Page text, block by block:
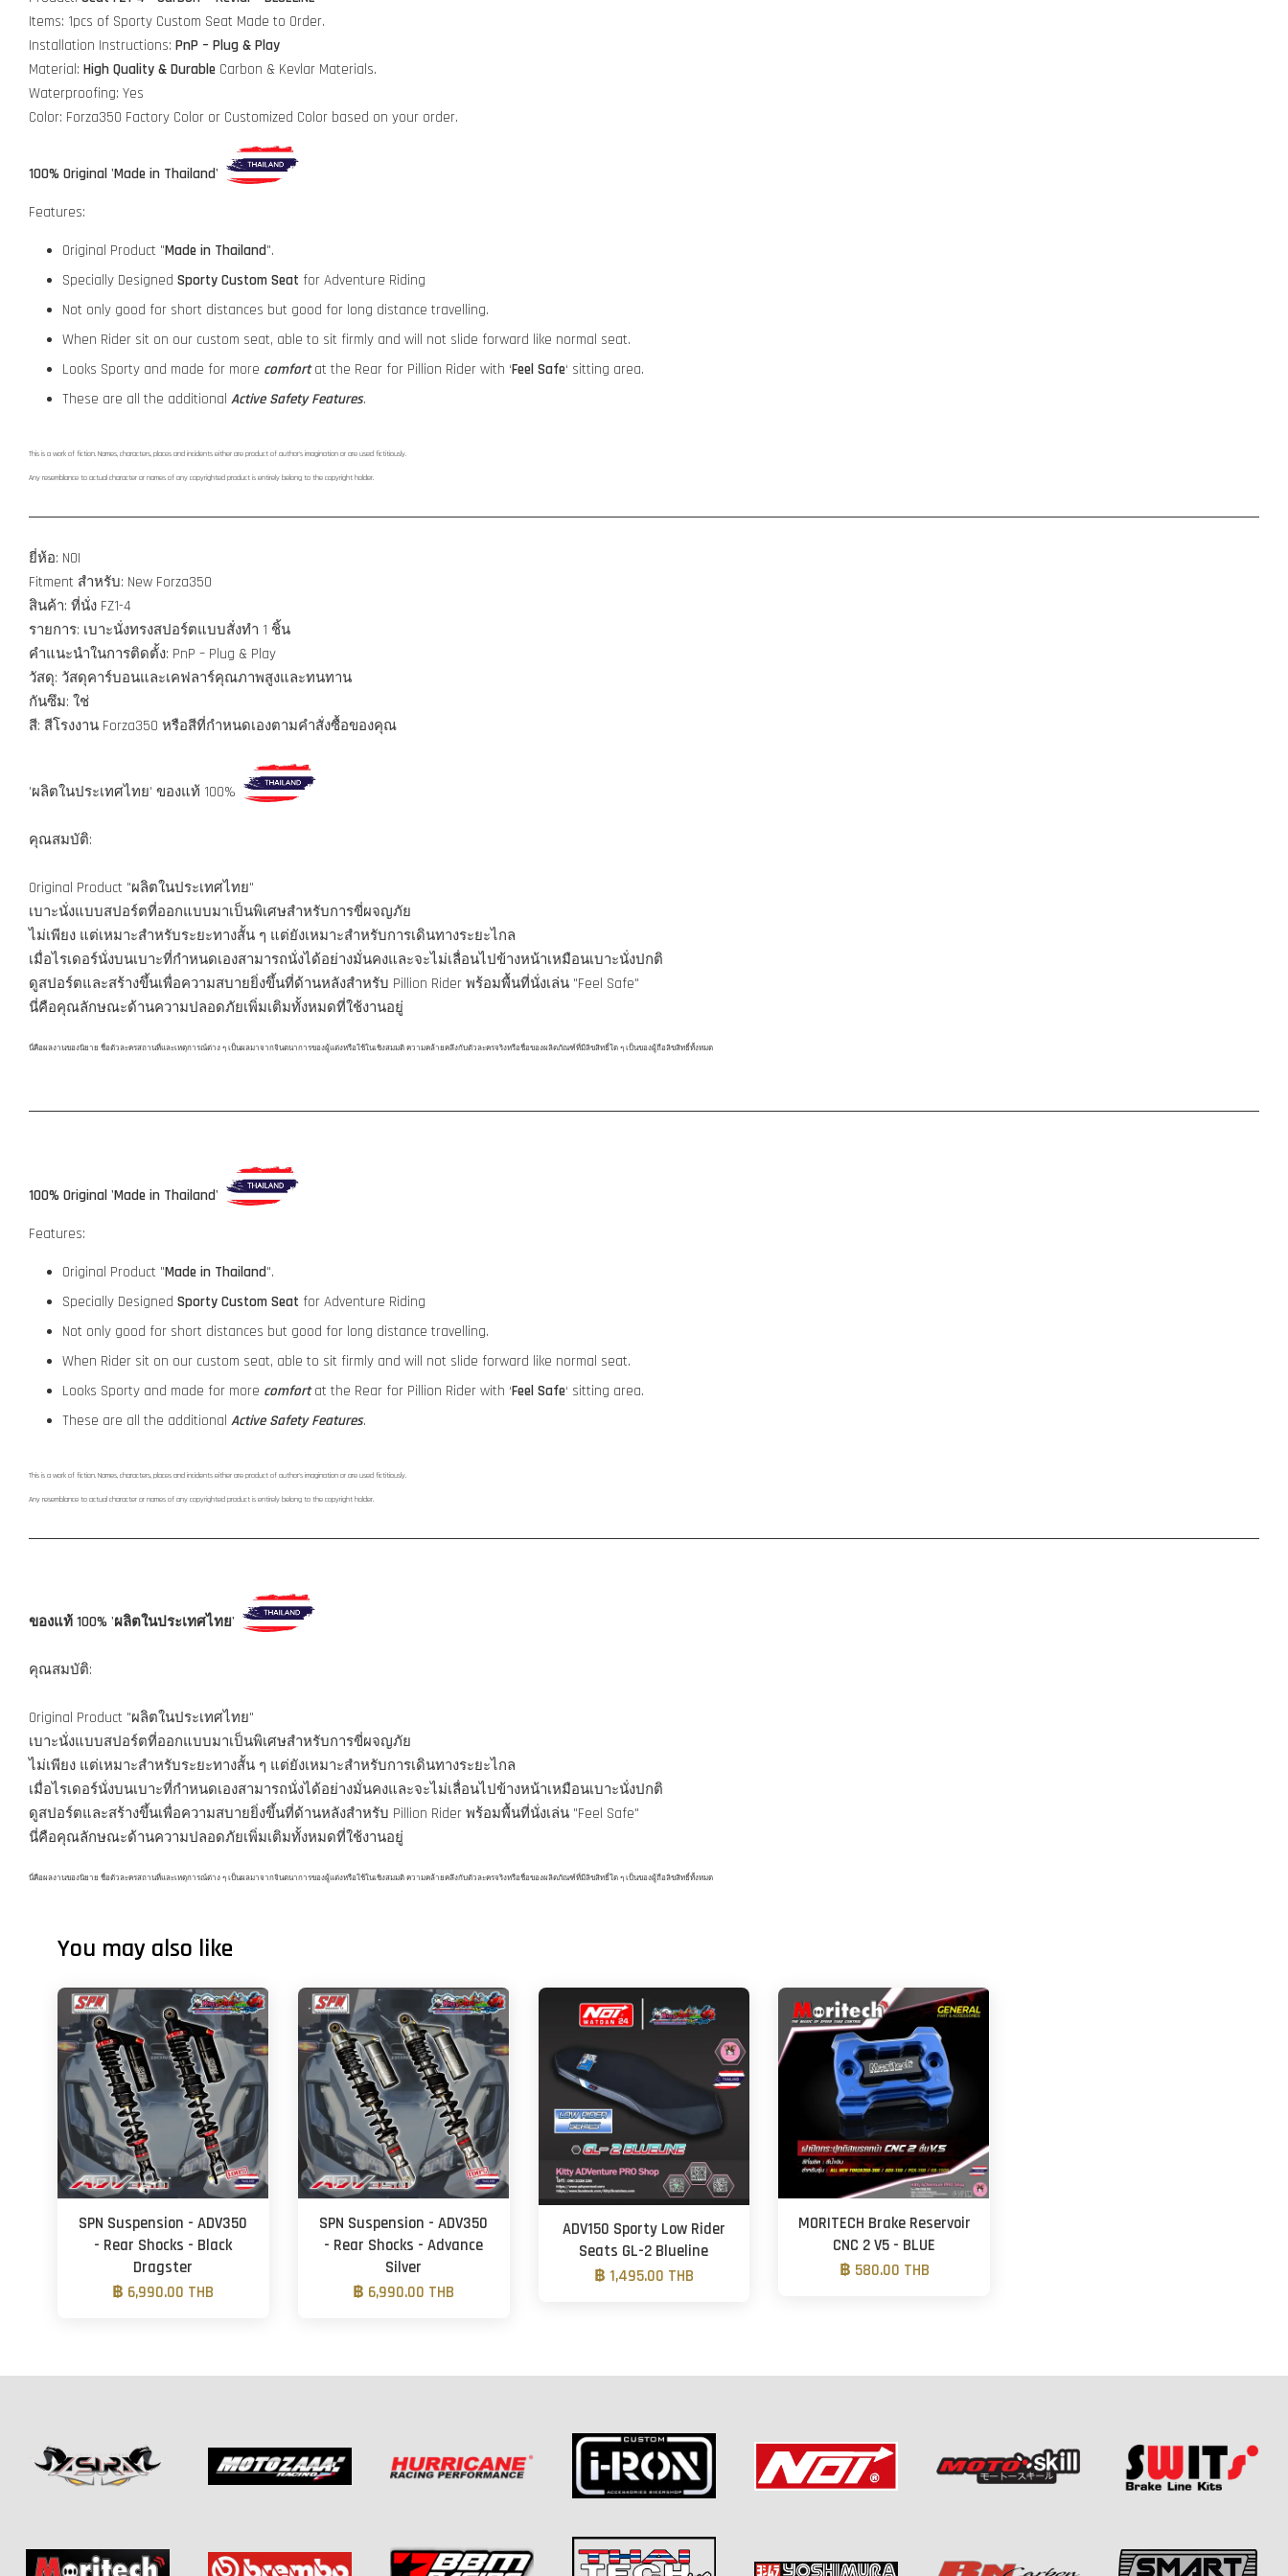
Items: 1pcs of Sporty Custom Seat Made to Order.
Installation Instructions: PnP – Plug & Play
Material: High Quality & Durable Carbon & Kevlar Materials.
Waterproofing: Yes
Color: Forza350 Factory Color or Customized Color based on your order.
100% Original 'Made in Thailand'
Features:
Original Product "Made in Thailand".
Specially Designed Sporty Custom Seat for Adventure Riding
Not only good for short distances but good for long distance travelling.
When Rider sit on our custom seat, able to sit firmly and will not slide forward like normal seat.
Looks Sporty and made for more comfort at the Rear for Pillion Rider with ‘Feel Safe‘ sitting area.
These are all the additional Active Safety Features.
This is a work of fiction. Names, characters, places and incidents either are product of author's imagination or are used fictitiously.
Any resemblance to actual character or names of any copyrighted product is entirely belong to the copyright holder.
ยี่ห้อ: NOI
Fitment สำหรับ: New Forza350
สินค้า: ที่นั่ง FZ1-4
รายการ: เบาะนั่งทรงสปอร์ตแบบสั่งทำ 1 ชิ้น
คำแนะนำในการติดตั้ง: PnP – Plug & Play
วัสดุ: วัสดุคาร์บอนและเคฟลาร์คุณภาพสูงและทนทาน
กันซึม: ใช่
สี: สีโรงงาน Forza350 หรือสีที่กำหนดเองตามคำสั่งซื้อของคุณ
'ผลิตในประเทศไทย' ของแท้ 100%
คุณสมบัติ:
Original Product "ผลิตในประเทศไทย"
เบาะนั่งแบบสปอร์ตที่ออกแบบมาเป็นพิเศษสำหรับการขี่ผจญภัย
ไม่เพียง แต่เหมาะสำหรับระยะทางสั้น ๆ แต่ยังเหมาะสำหรับการเดินทางระยะไกล
เมื่อไรเดอร์นั่งบนเบาะที่กำหนดเองสามารถนั่งได้อย่างมั่นคงและจะไม่เลื่อนไปข้างหน้าเหมือนเบาะนั่งปกติ
ดูสปอร์ตและสร้างขึ้นเพื่อความสบายยิ่งขึ้นที่ด้านหลังสำหรับ Pillion Rider พร้อมพื้นที่นั่งเล่น "Feel Safe"
นี่คือคุณลักษณะด้านความปลอดภัยเพิ่มเติมทั้งหมดที่ใช้งานอยู่
นี่คือผลงานของนิยาย ชื่อตัวละครสถานที่และเหตุการณ์ต่าง ๆ เป็นผลมาจากจินตนาการของผู้แต่งหรือใช้ในเชิงสมมติ ความคล้ายคลึงกับตัวละครจริงหรือชื่อของผลิตภัณฑ์ที่มีลิขสิทธิ์ใด ๆ เป็นของผู้ถือลิขสิทธิ์ทั้งหมด
100% Original 'Made in Thailand'
Features:
Original Product "Made in Thailand".
Specially Designed Sporty Custom Seat for Adventure Riding
Not only good for short distances but good for long distance travelling.
When Rider sit on our custom seat, able to sit firmly and will not slide forward like normal seat.
Looks Sporty and made for more comfort at the Rear for Pillion Rider with ‘Feel Safe‘ sitting area.
These are all the additional Active Safety Features.
This is a work of fiction. Names, characters, places and incidents either are product of author's imagination or are used fictitiously.
Any resemblance to actual character or names of any copyrighted product is entirely belong to the copyright holder.
ของแท้ 100% 'ผลิตในประเทศไทย'
คุณสมบัติ:
Original Product "ผลิตในประเทศไทย"
เบาะนั่งแบบสปอร์ตที่ออกแบบมาเป็นพิเศษสำหรับการขี่ผจญภัย
ไม่เพียง แต่เหมาะสำหรับระยะทางสั้น ๆ แต่ยังเหมาะสำหรับการเดินทางระยะไกล
เมื่อไรเดอร์นั่งบนเบาะที่กำหนดเองสามารถนั่งได้อย่างมั่นคงและจะไม่เลื่อนไปข้างหน้าเหมือนเบาะนั่งปกติ
ดูสปอร์ตและสร้างขึ้นเพื่อความสบายยิ่งขึ้นที่ด้านหลังสำหรับ Pillion Rider พร้อมพื้นที่นั่งเล่น "Feel Safe"
นี่คือคุณลักษณะด้านความปลอดภัยเพิ่มเติมทั้งหมดที่ใช้งานอยู่
นี่คือผลงานของนิยาย ชื่อตัวละครสถานที่และเหตุการณ์ต่าง ๆ เป็นผลมาจากจินตนาการของผู้แต่งหรือใช้ในเชิงสมมติ ความคล้ายคลึงกับตัวละครจริงหรือชื่อของผลิตภัณฑ์ที่มีลิขสิทธิ์ใด ๆ เป็นของผู้ถือลิขสิทธิ์ทั้งหมด
You may also like
SPN Suspension - ADV350
- Rear Shocks - Black
Dragster
฿ 6,990.00 THB
SPN Suspension - ADV350
- Rear Shocks - Advance
Silver
฿ 6,990.00 THB
ADV150 Sporty Low Rider
Seats GL-2 Blueline
฿ 1,495.00 THB
MORITECH Brake Reservoir
CNC 2 V5 - BLUE
฿ 580.00 THB